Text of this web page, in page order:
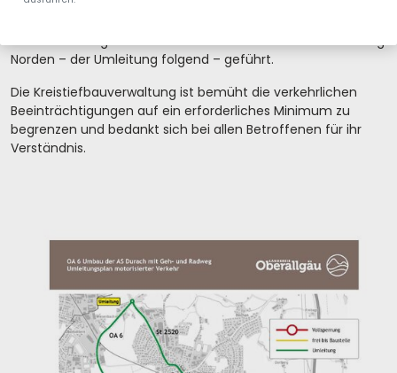
Autobahn als auch von der Autobahn kommend befahrbar.
kommend lediglich auf die Kreisstraße OA 6 in Fahrtrichtung
Norden – der Umleitung folgend – geführt.
Die Kreistiefbauverwaltung ist bemüht die verkehrlichen
Beeinträchtigungen auf ein erforderliches Minimum zu
begrenzen und bedankt sich bei allen Betroffenen für ihr
Verständnis.